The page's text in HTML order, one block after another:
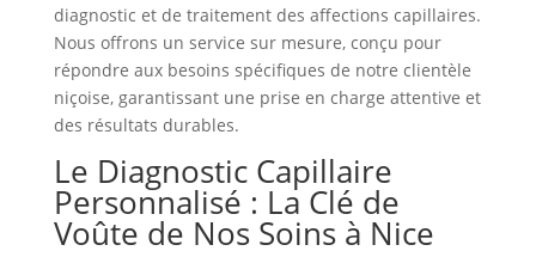
diagnostic et de traitement des affections capillaires.
Nous offrons un service sur mesure, conçu pour
répondre aux besoins spécifiques de notre clientèle
niçoise, garantissant une prise en charge attentive et
des résultats durables.
Le Diagnostic Capillaire
Personnalisé : La Clé de
Voûte de Nos Soins à Nice